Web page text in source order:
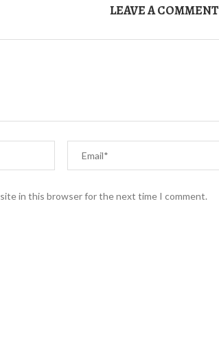
LEAVE A COMMENT
in this browser for the next time I comment.